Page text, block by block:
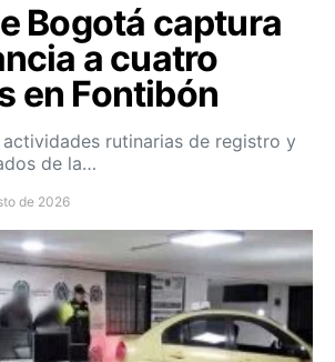
Bogotá captura
a cuatro
en Fontibón
rutinarias de registro y
de la…
de 2026